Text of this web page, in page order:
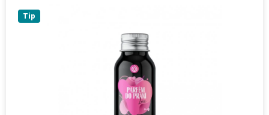
Tip